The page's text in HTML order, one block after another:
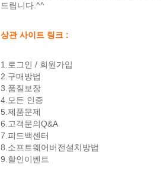
드립니다.^^
상관 사이트 링크 :
1. 로그인 / 회원가입
2. 구매방법
3. 품질보장
4. 모든 인증
5. 제품문제
6. 고객문의Q&A
7. 피드백센터
8. 소프트웨어버전설치방법
9. 할인이벤트